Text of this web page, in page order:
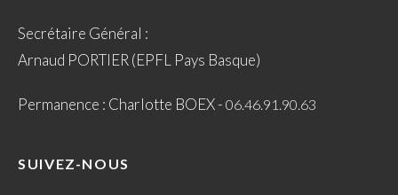
Secrétaire Général :
Arnaud PORTIER (EPFL Pays Basque)
Permanence : Charlotte BOEX -06.46.91.90.63
SUIVEZ-NOUS